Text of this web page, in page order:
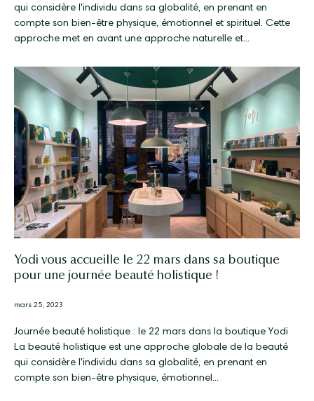
qui considère l'individu dans sa globalité, en prenant en
compte son bien-être physique, émotionnel et spirituel. Cette
approche met en avant une approche naturelle et...
Yodi vous accueille le 22 mars dans sa boutique
pour une journée beauté holistique !
mars 25, 2023
Journée beauté holistique : le 22 mars dans la boutique Yodi
La beauté holistique est une approche globale de la beauté
qui considère l'individu dans sa globalité, en prenant en
compte son bien-être physique, émotionnel...